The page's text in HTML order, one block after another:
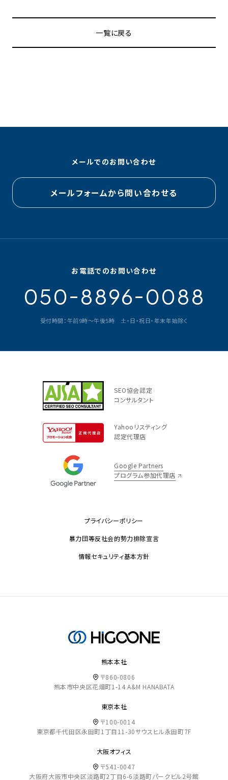
一覧に戻る
メールでのお問い合わせ
メールフォームから問い合わせる
お電話でのお問い合わせ
050-8896-0088
受付時間：午前9時～午後5時 土・日・祝日・年末年始除く
SEO協会認定
コンサルタント
Yahooリスティング
認定代理店
Google Partners
プログラム参加代理店
プライバシーポリシー
暴力団等反社会的勢力排除宣言
情報セキュリティ基本方針
熊本本社
〒860-0806
熊本市中央区花畑町1-14 A&M HANABATA
東京本社
〒100-0014
東京都千代田区永田町1丁目11-30サウスヒル永田町7F
大阪オフィス
〒541-0047
大阪府大阪市中央区淡路町2丁目6-6淡路町パークビル2号館